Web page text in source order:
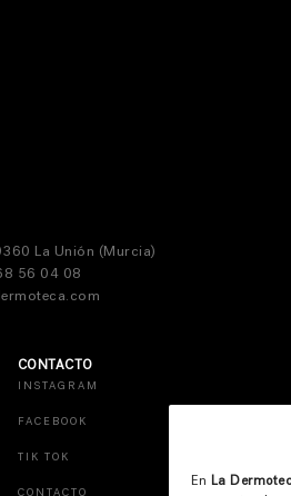
En La
La Unión (Murcia)
56 04 08
CONTACTO
INSTAGRAM
FACEBOOK
TIK TOK
CONTACTO